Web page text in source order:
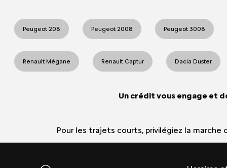
Peugeot 208 Peugeot 2008 Peugeot 3008
Renault Mégane Renault Captur Dacia Duster
Un crédit vous engage et
Pour les trajets courts, privilégiez la marche